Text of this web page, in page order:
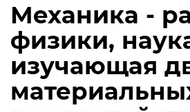
Механика -
физики,
изучающая